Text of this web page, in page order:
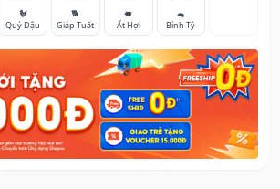
🐓
Quý Dậu
🐕
Giáp Tuất
🐖
Ất Hợi
🐀
Bính Tý